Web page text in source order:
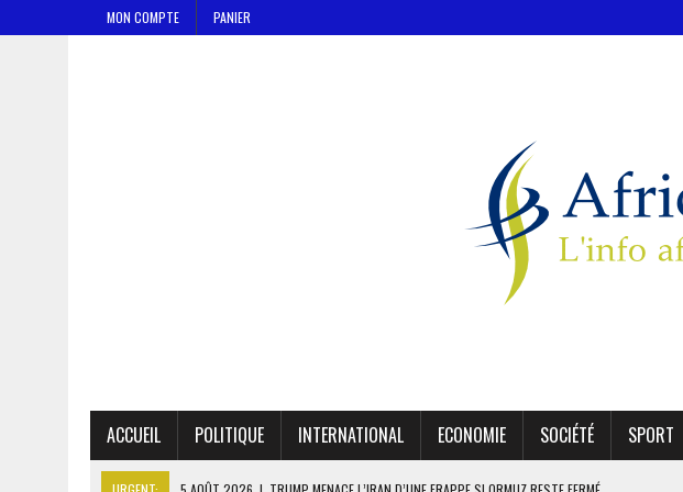
MON COMPTE PANIER
ACCUEIL POLITIQUE INTERNATIONAL ECONOMIE SOCIÉTÉ SPORT